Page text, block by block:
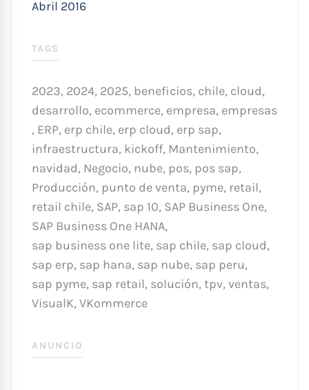
Abril 2016
TAGS
2023, 2024, 2025, beneficios, chile, cloud,
desarrollo, ecommerce, empresa, empresas
, ERP, erp chile, erp cloud, erp sap,
infraestructura, kickoff, Mantenimiento,
navidad, Negocio, nube, pos, pos sap,
Producción, punto de venta, pyme, retail,
retail chile, SAP, sap 10, SAP Business One,
SAP Business One HANA,
sap business one lite, sap chile, sap cloud,
sap erp, sap hana, sap nube, sap peru,
sap pyme, sap retail, solución, tpv, ventas,
VisualK, VKommerce
ANUNCIO